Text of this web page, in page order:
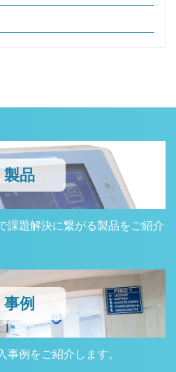
製品
課題解決に繋がる製品をご紹介
事例
事例をご紹介します。